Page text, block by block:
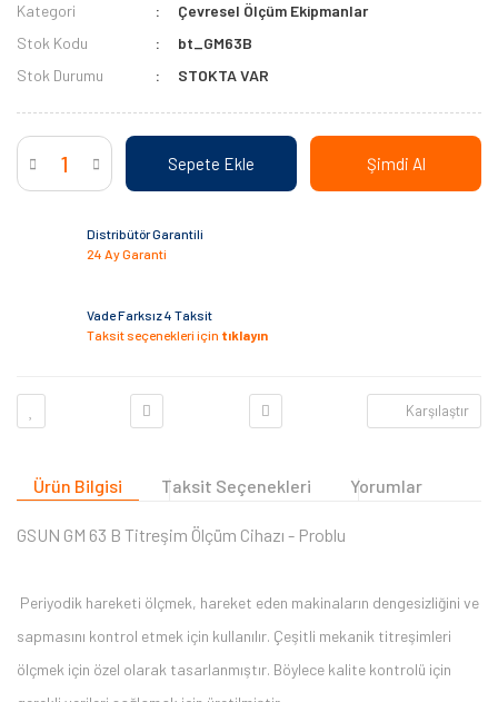
Kategori
Çevresel Ölçüm Ekipmanlar
Stok Kodu
bt_GM63B
Stok Durumu
STOKTA VAR
Sepete Ekle Şimdi Al
Distribütör Garantili
24 Ay Garanti
Vade Farksız 4 Taksit
Taksit seçenekleri için tıklayın
Karşılaştır
Ürün Bilgisi Taksit Seçenekleri Yorumlar
GSUN GM 63 B Titreşim Ölçüm Cihazı - Problu
Periyodik hareketi ölçmek, hareket eden makinaların dengesizliğini ve
sapmasını kontrol etmek için kullanılır. Çeşitli mekanik titreşimleri
ölçmek için özel olarak tasarlanmıştır. Böylece kalite kontrolü için